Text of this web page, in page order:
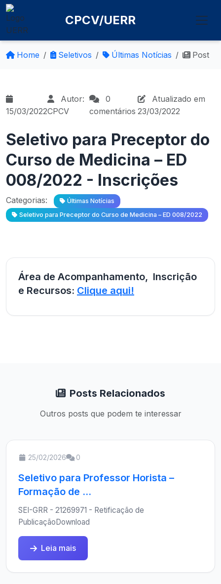
CPCV/UERR
Home Seletivos Últimas Notícias Post
15/03/2022
Autor:
CPCV
0
comentários
Atualizado em
23/03/2022
Seletivo para Preceptor do
Curso de Medicina – ED
008/2022 - Inscrições
Categorias:
Últimas Notícias
Seletivo para Preceptor do Curso de Medicina – ED 008/2022
Área de Acompanhamento, Inscrição
e Recursos: Clique aqui!
Posts Relacionados
Outros posts que podem te interessar
25/02/2026 0
Seletivo para Professor Horista –
Formação de ...
SEI-GRR - 21269971 - Retificação de
PublicaçãoDownload
Leia mais